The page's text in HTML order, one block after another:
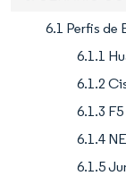
6.1 Perfis de
6.1.1
6.1.2
6.1.3
6.1.4
6.1.5